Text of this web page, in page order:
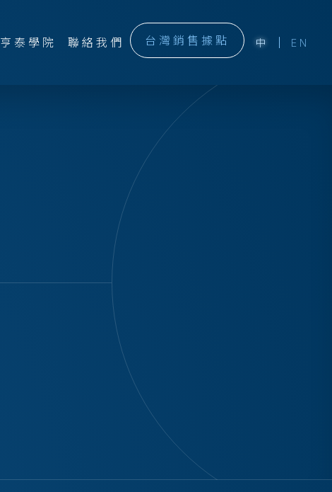
亨泰學院 聯絡我們 台灣銷售據點 中 EN